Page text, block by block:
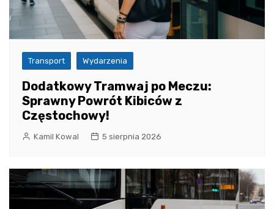
Transport Wydarzenia
Dodatkowy Tramwaj po Meczu:
Sprawny Powrót Kibiców z
Częstochowy!
Kamil Kowal 5 sierpnia 2026